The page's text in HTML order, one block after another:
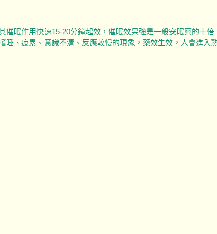
眠作用快速15-20分鐘起效，催眠效果強是一般安眠藥的十倍
、疲累、意識不清、反應較慢的現象，藥效生效，人會進入